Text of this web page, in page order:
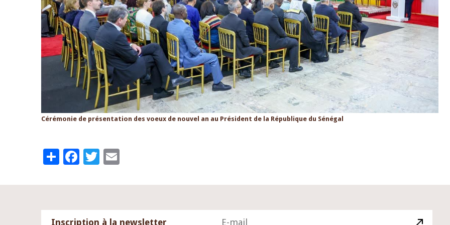
Cérémonie de présentation des voeux de nouvel an au Président de la République du Sénégal
ShareFacebook
Twitter
Inscription à la newsletter